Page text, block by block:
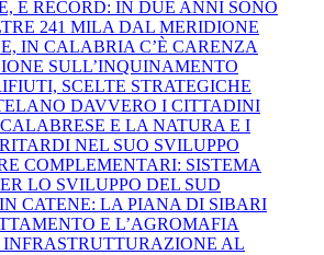
È RECORD: IN DUE ANNI SONO
241 MILA DAL MERIDIONE
IN CALABRIA C’È CARENZA
SULL’INQUINAMENTO
SCELTE STRATEGICHE
DAVVERO I CITTADINI
E LA NATURA E I
NEL SUO SVILUPPO
COMPLEMENTARI: SISTEMA
LO SVILUPPO DEL SUD
CATENE: LA PIANA DI SIBARI
E L’AGROMAFIA
AL